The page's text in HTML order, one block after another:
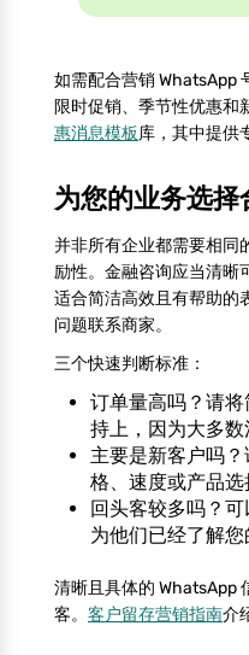
如需配合营销 WhatsApp
限时促销、季节性优惠和
惠消息模板库，其中提供
为您的业务选择
并非所有企业都需要相同
励性。金融咨询应当清晰
适合简洁高效且有帮助的
问题联系商家。
三个快速判断标准：
订单量高吗？请
持上，因为大多
主要是新客户吗
格、速度或产品选
回头客较多吗？
为他们已经了解您
清晰且具体的 WhatsApp
客。 客户留存营销指南介